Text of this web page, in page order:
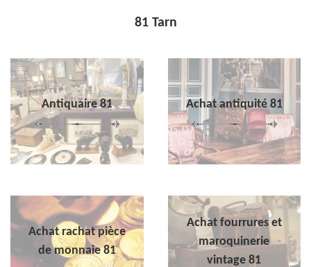
81 Tarn
Antiquaire 81 Achat antiquité 81
Achat rachat pièce
de monnaie 81
Achat fourrures et
maroquinerie
vintage 81